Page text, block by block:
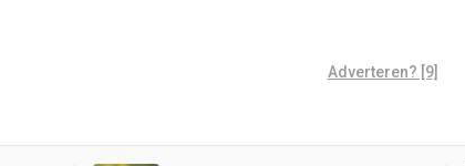
Adverteren? [9]